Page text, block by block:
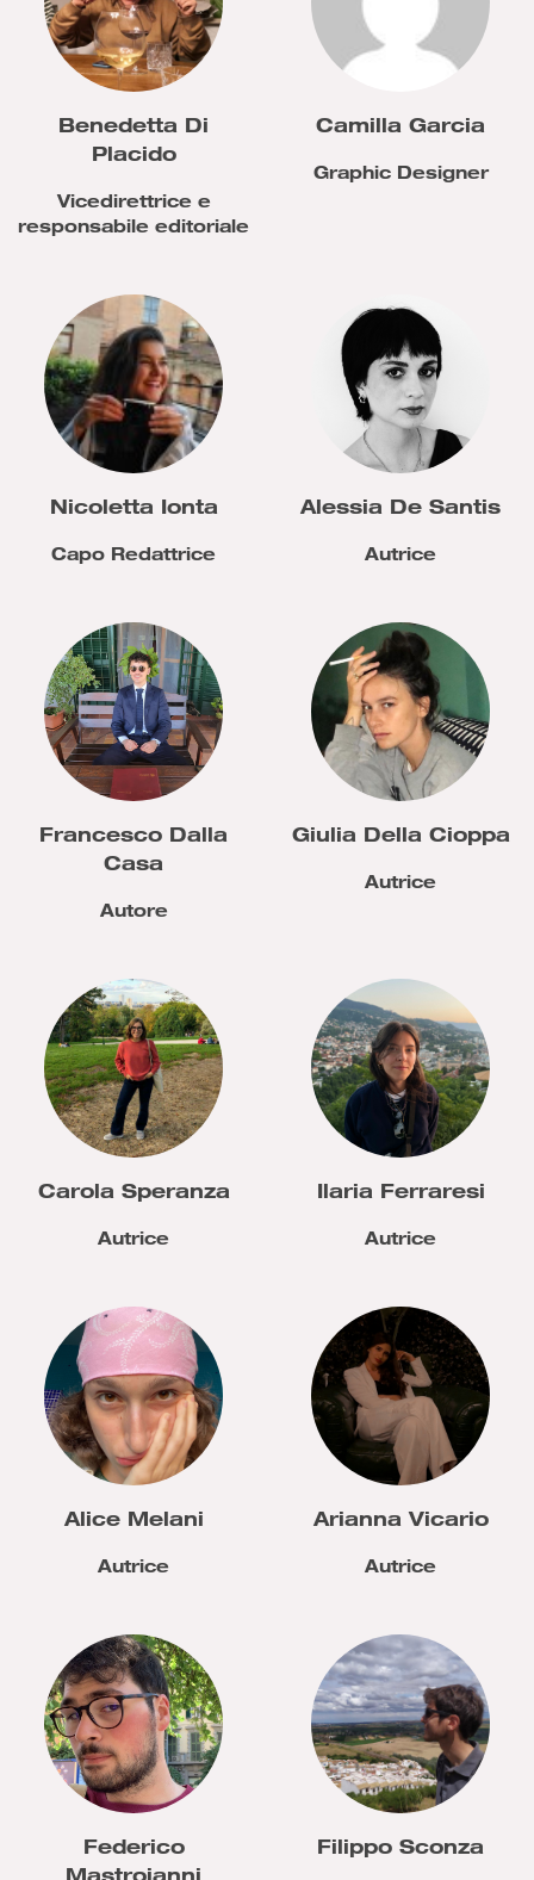
Benedetta Di
Placido
Vicedirettrice e
responsabile editoriale
Camilla Garcia
Graphic Designer
Nicoletta Ionta
Capo Redattrice
Alessia De Santis
Autrice
Francesco Dalla
Casa
Autore
Giulia Della Cioppa
Autrice
Carola Speranza
Autrice
Ilaria Ferraresi
Autrice
Alice Melani
Autrice
Arianna Vicario
Autrice
Federico
Mastroianni
Filippo Sconza